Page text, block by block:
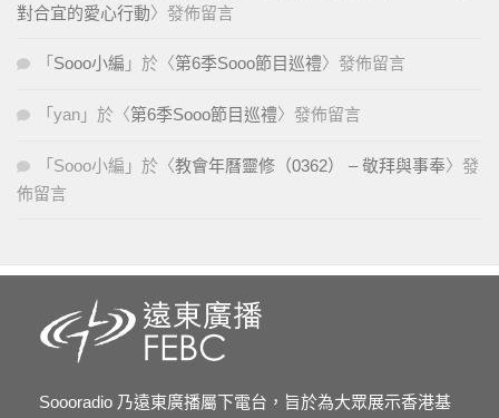
對合宜的愛心行動〉發佈留言
「 Sooo小編 」於〈第6季Sooo節目巡禮〉發佈留言
「 yan 」於〈第6季Sooo節目巡禮〉發佈留言
「 Sooo小編 」於〈教會年曆靈修（0362） – 敬拜與事奉〉發
佈留言
Soooradio 乃遠東廣播屬下電台，旨於為大眾展示香港基